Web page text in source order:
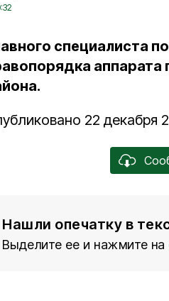
специалиста
аппарата
22 декабря
Нашли опечатку в
Выделите ее и нажмите на